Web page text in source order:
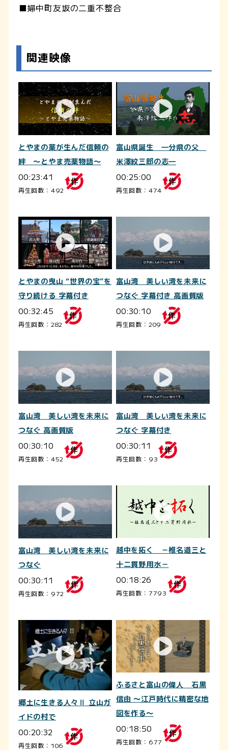
■婦中町友坂の二重不整合
関連映像
とやまの薬が生んだ信頼の
絆 ～とやま売薬物語～
00:23:41
再生回数：492
富山県誕生 ―分県の父
米澤紋三郎の志―
00:25:00
再生回数：474
とやまの曳山 “世界の宝”を
守り続ける 字幕付き
00:32:45
再生回数：282
富山湾 美しい湾を未来に
つなぐ 字幕付き 高画質版
00:30:10
再生回数：209
富山湾 美しい湾を未来に
つなぐ 高画質版
00:30:10
再生回数：452
富山湾 美しい湾を未来に
つなぐ 字幕付き
00:30:11
再生回数：93
富山湾 美しい湾を未来に
つなぐ
00:30:11
再生回数：972
越中を拓く －椎名道三と
十二貫野用水－
00:18:26
再生回数：7793
郷土に生きる人々Ⅱ 立山ガ
イドの村で
00:20:32
再生回数：106
ふるさと富山の偉人 石黒
信由 ～江戸時代に精密な地
図を作る～
00:18:50
再生回数：677